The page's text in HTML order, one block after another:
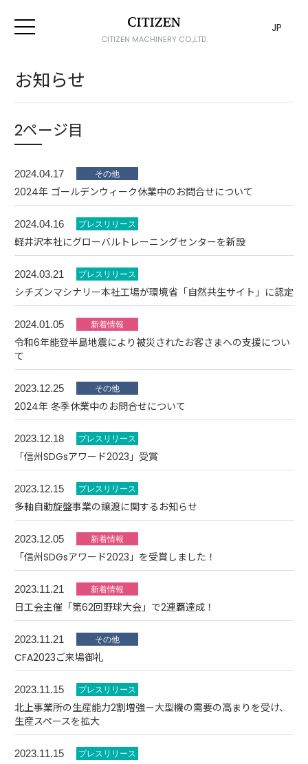
CITIZEN MACHINERY CO.,LTD.
JP
お知らせ
2ページ目
2024.04.17
2024年 ゴールデンウィーク休業中のお問合せについて
2024.04.16
軽井沢本社にグローバルトレーニングセンターを新設
2024.03.21
シチズンマシナリー本社工場が環境省「自然共生サイト」に認定
2024.01.05
令和6年能登半島地震により被災されたお客さまへの支援につい
て
2023.12.25
2024年 冬季休業中のお問合せについて
2023.12.18
「信州SDGsアワード2023」受賞
2023.12.15
多軸自動旋盤事業の譲渡に関するお知らせ
2023.12.05
「信州SDGsアワード2023」を受賞しました！
2023.11.21
日工会主催「第62回野球大会」で2連覇達成！
2023.11.21
CFA2023ご来場御礼
2023.11.15
北上事業所の生産能力2割増強－大型機の需要の高まりを受け、
生産スペースを拡大
2023.11.15